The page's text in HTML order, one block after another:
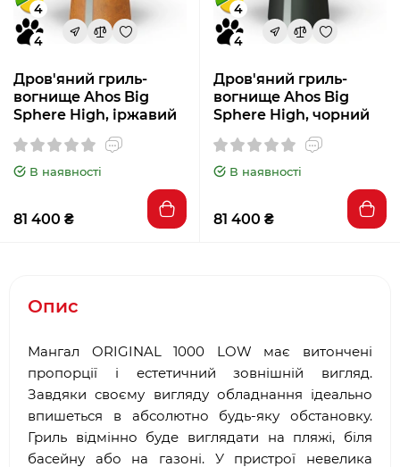
4
4
Дров'яний гриль-
вогнище Ahos Big
Sphere High, іржавий
В наявності
81 400 ₴
4
4
Дров'яний гриль-
вогнище Ahos Big
Sphere High, чорний
В наявності
81 400 ₴
Опис
Мангал ORIGINAL 1000 LOW має витончені
пропорції і естетичний зовнішній вигляд.
Завдяки своєму вигляду обладнання ідеально
впишеться в абсолютно будь-яку обстановку.
Гриль відмінно буде виглядати на пляжі, біля
басейну або на газоні. У пристрої невелика